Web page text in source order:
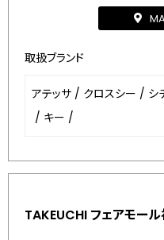
取扱ブランド
アテッサ / クロスシー / シ
/ キー /
TAKEUCHI フェアモー